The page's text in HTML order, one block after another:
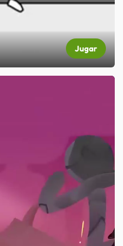
Jugar